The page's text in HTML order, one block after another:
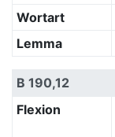
Wortart
Lemma
B 190,12
Flexion